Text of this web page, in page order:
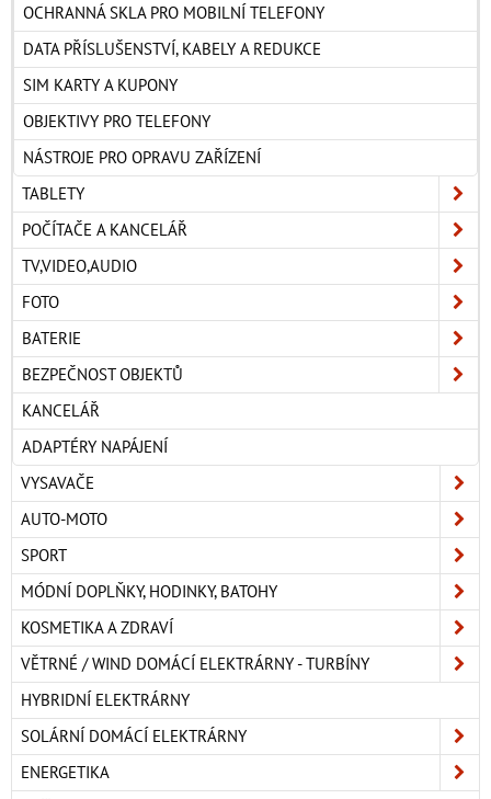
OCHRANNÁ SKLA PRO MOBILNÍ TELEFONY
DATA PŘÍSLUŠENSTVÍ, KABELY A REDUKCE
SIM KARTY A KUPONY
OBJEKTIVY PRO TELEFONY
NÁSTROJE PRO OPRAVU ZAŘÍZENÍ
TABLETY
POČÍTAČE A KANCELÁŘ
TV,VIDEO,AUDIO
FOTO
BATERIE
BEZPEČNOST OBJEKTŮ
KANCELÁŘ
ADAPTÉRY NAPÁJENÍ
VYSAVAČE
AUTO-MOTO
SPORT
MÓDNÍ DOPLŇKY, HODINKY, BATOHY
KOSMETIKA A ZDRAVÍ
VĚTRNÉ / WIND DOMÁCÍ ELEKTRÁRNY - TURBÍNY
HYBRIDNÍ ELEKTRÁRNY
SOLÁRNÍ DOMÁCÍ ELEKTRÁRNY
ENERGETIKA